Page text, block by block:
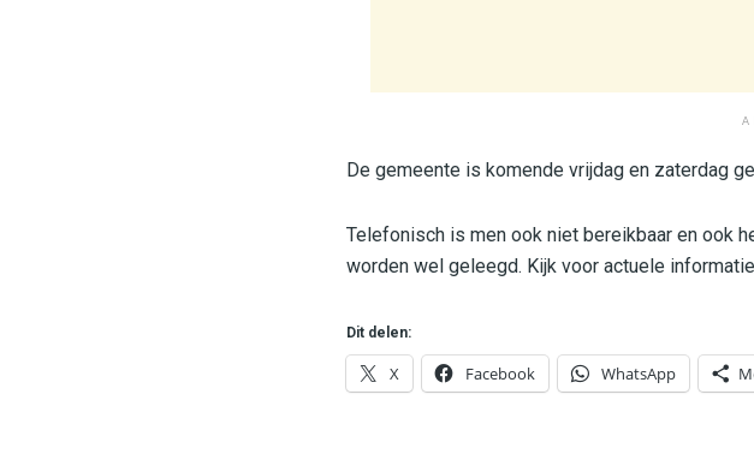
De gemeente is komende vrijdag en zaterdag
Telefonisch is men ook niet bereikbaar en ook
worden wel geleegd. Kijk voor actuele
Dit delen:
X Facebook WhatsApp